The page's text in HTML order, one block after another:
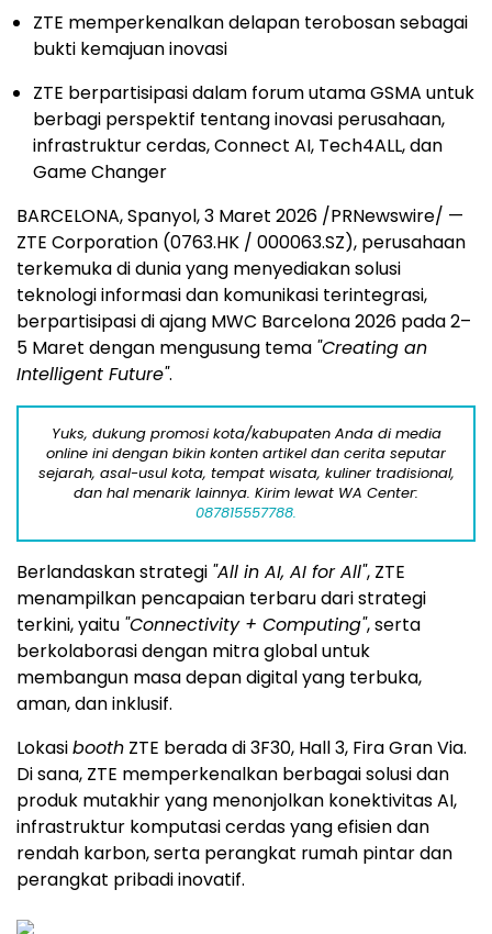
ZTE memperkenalkan delapan terobosan sebagai
bukti kemajuan inovasi
ZTE berpartisipasi dalam forum utama GSMA untuk
berbagi perspektif tentang inovasi perusahaan,
infrastruktur cerdas, Connect AI, Tech4ALL, dan
Game Changer
BARCELONA, Spanyol, 3 Maret 2026 /PRNewswire/ —
ZTE Corporation (0763.HK / 000063.SZ), perusahaan
terkemuka di dunia yang menyediakan solusi
teknologi informasi dan komunikasi terintegrasi,
berpartisipasi di ajang MWC Barcelona 2026 pada 2–
5 Maret dengan mengusung tema "Creating an
Intelligent Future".
Yuks, dukung promosi kota/kabupaten Anda di media
online ini dengan bikin konten artikel dan cerita seputar
sejarah, asal-usul kota, tempat wisata, kuliner tradisional,
dan hal menarik lainnya. Kirim lewat WA Center:
087815557788.
Berlandaskan strategi "All in AI, AI for All", ZTE
menampilkan pencapaian terbaru dari strategi
terkini, yaitu "Connectivity + Computing", serta
berkolaborasi dengan mitra global untuk
membangun masa depan digital yang terbuka,
aman, dan inklusif.
Lokasibooth ZTE berada di 3F30, Hall 3, Fira Gran Via.
Di sana, ZTE memperkenalkan berbagai solusi dan
produk mutakhir yang menonjolkan konektivitas AI,
infrastruktur komputasi cerdas yang efisien dan
rendah karbon, serta perangkat rumah pintar dan
perangkat pribadi inovatif.